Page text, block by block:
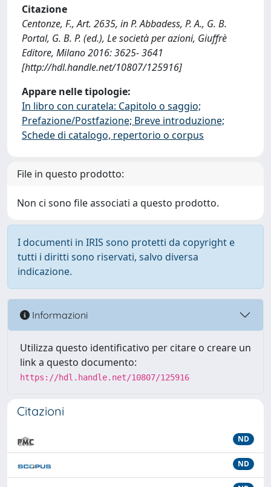
Citazione
Centonze, F., Art. 2635, in P. Abbadess, P. A., G. B.
Portal, G. B. P. (ed.), Le società per azioni, Giuffrè
Editore, Milano 2016: 3625- 3641
[http://hdl.handle.net/10807/125916]
Appare nelle tipologie:
In libro con curatela: Capitolo o saggio;
Prefazione/Postfazione; Breve introduzione;
Schede di catalogo, repertorio o corpus
File in questo prodotto:
Non ci sono file associati a questo prodotto.
I documenti in IRIS sono protetti da copyright e
tutti i diritti sono riservati, salvo diversa
indicazione.
Informazioni
Utilizza questo identificativo per citare o creare un
link a questo documento:
https://hdl.handle.net/10807/125916
Citazioni
ND
ND